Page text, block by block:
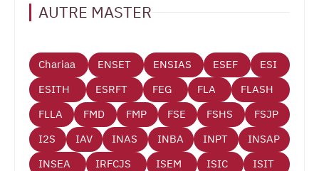
AUTRE MASTER
Chariaa ENSET ENSIAS ESEF
ESI
ESITH
ESRFT FEG FLA
FLASH
FLLA
FMD FMP FSE FSHS
FSJP
I2S
IAV INAS INBA INPT
INSAP
INSEA
IRFCJS ISEM ISIC ISIT